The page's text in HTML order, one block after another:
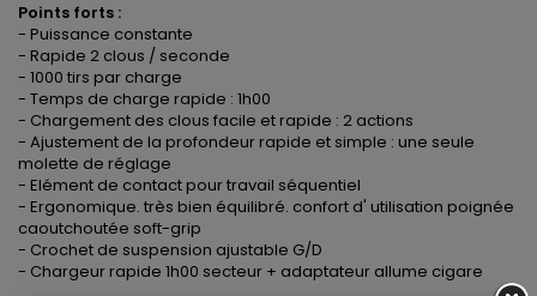
Points forts :
- Puissance constante
- Rapide 2 clous / seconde
- 1000 tirs par charge
- Temps de charge rapide : 1h00
- Chargement des clous facile et rapide : 2 actions
- Ajustement de la profondeur rapide et simple : une seule
molette de réglage
- Elément de contact pour travail séquentiel
- Ergonomique. très bien équilibré. confort d' utilisation poignée
caoutchoutée soft-grip
- Crochet de suspension ajustable G/D
- Chargeur rapide 1h00 secteur + adaptateur allume cigare